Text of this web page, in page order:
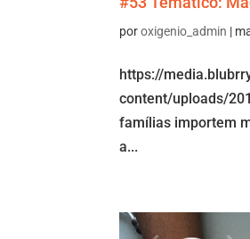
poroxigenio_admin |
https://
content/uploads/
famílias importem
a...